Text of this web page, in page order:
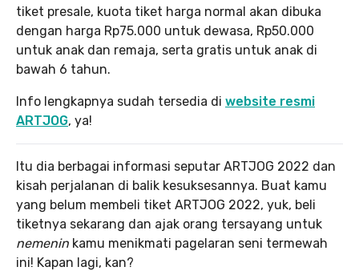
tiket presale, kuota tiket harga normal akan dibuka
dengan harga Rp75.000 untuk dewasa, Rp50.000
untuk anak dan remaja, serta gratis untuk anak di
bawah 6 tahun.
Info lengkapnya sudah tersedia di website resmi
ARTJOG, ya!
Itu dia berbagai informasi seputar ARTJOG 2022 dan
kisah perjalanan di balik kesuksesannya. Buat kamu
yang belum membeli tiket ARTJOG 2022, yuk, beli
tiketnya sekarang dan ajak orang tersayang untuk
nemenin kamu menikmati pagelaran seni termewah
ini! Kapan lagi, kan?